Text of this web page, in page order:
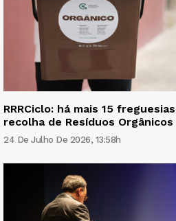
RRRCiclo: há mais 15
recolha de Resíduos Orgânicos
24 De Julho De 2026, 13:58h